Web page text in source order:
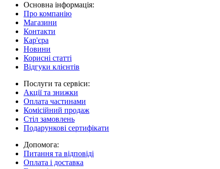
Основна інформація:
Про компанію
Магазини
Контакти
Кар'єра
Новини
Корисні статті
Відгуки клієнтів
Послуги та сервіси:
Акції та знижки
Оплата частинами
Комісійний продаж
Стіл замовлень
Подарункові сертифікати
Допомога:
Питання та відповіді
Оплата і доставка